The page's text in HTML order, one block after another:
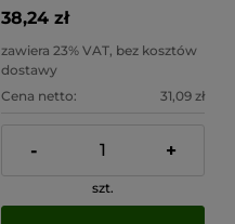
38,24 zł
zawiera 23% VAT, bez kosztów
dostawy
Cena netto:
31,09 zł
- +
szt.